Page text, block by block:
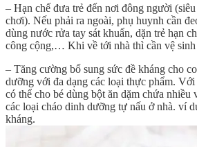
– Hạn chế đưa trẻ đến nơi đông người
chơi). Nếu phải ra ngoài, phụ huynh cần
dùng nước rửa tay sát khuẩn, dặn trẻ hạn
công cộng,… Khi về tới nhà thì cần vệ sinh
– Tăng cường bổ sung sức đề kháng cho
dưỡng với đa dạng các loại thực phẩm. Với
có thể cho bé dùng bột ăn dặm chứa nhiều
các loại cháo dinh dưỡng tự nấu ở nhà. ví
kháng.